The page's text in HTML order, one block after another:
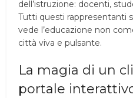
dell’istruzione: docenti,
Tutti questi rappresentanti
vede l’educazione non
città viva e pulsante.
La magia di un
portale